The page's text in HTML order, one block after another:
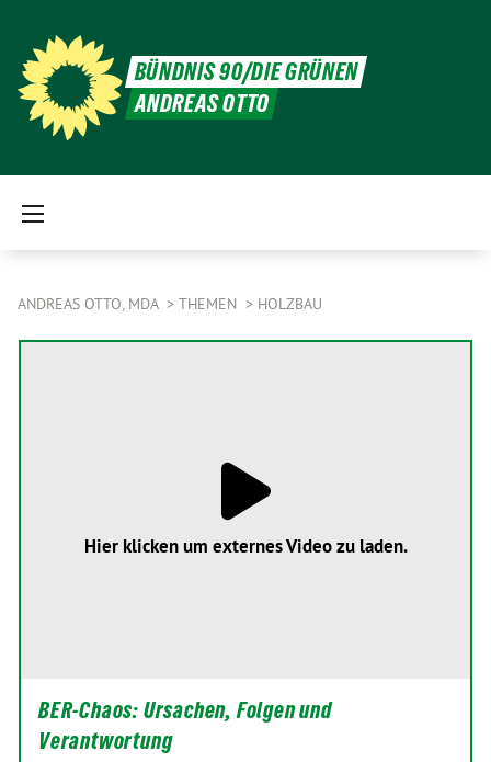
BÜNDNIS 90/DIE GRÜNEN
ANDREAS OTTO
ANDREAS OTTO, MDA THEMEN HOLZBAU
BER-Chaos: Ursachen, Folgen und
Verantwortung
Hier klicken um externes Video zu laden.